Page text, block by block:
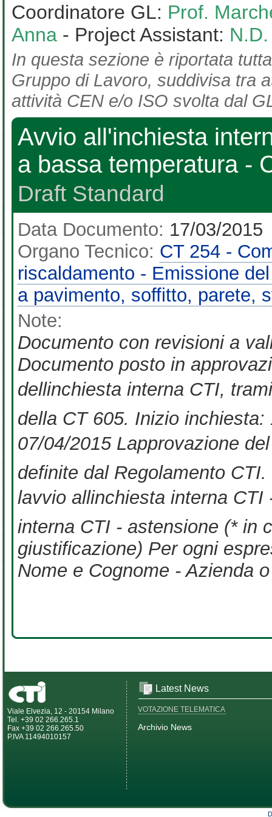
Coordinatore GL: Prof.
Anna - Project Assistant: N.D.
In questa sezione è riportata
Gruppo di Lavoro, suddivisa tra
attività CEN e/o ISO svolta dal
Avvio all'inchiesta
a bassa temperatura -
Draft Standard
Data Documento: 17/03/2015
Organo Tecnico: CT 254 -
riscaldamento - Emissione
a pavimento, soffitto, parete,
Note:
Documento con revisioni a
Documento posto in
dellinchiesta interna CTI,
della CT 605. Inizio
07/04/2015 Lapprovazione
definite dal Regolamento
lavvio allinchiesta interna
interna CTI - astensione (* in
giustificazione) Per ogni
Nome e Cognome - Azienda
Viale Elvezia, 12 - 20154 Milano
Tel. +39 02 266.265.1
Fax +39 02 266.265.50
P.IVA 11494010157
Latest News
VOTAZIONE TELEMATICA
Archivio News